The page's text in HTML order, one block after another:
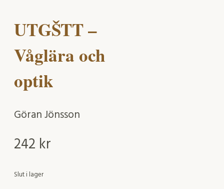
UTGŠTT –
Våglära och
optik
Göran Jönsson
242 kr
Slut i lager